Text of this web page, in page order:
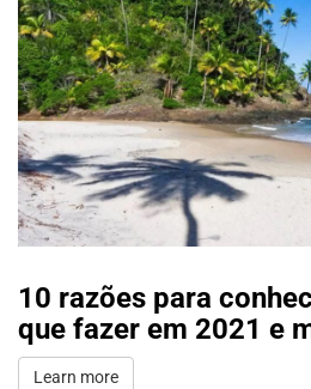
10 razões para
que fazer em 2021 e
Learn more